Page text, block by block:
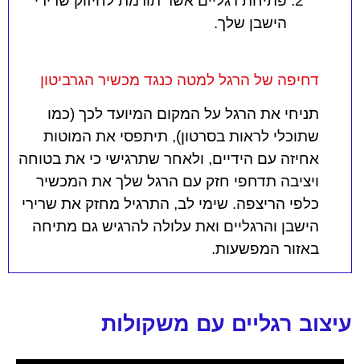
הישבן שלך.
דחיפה של הרגל למטה כנגד מכשיר הגרביטון
תניחי את הרגל על המקום המיועד לכך (כמו
שתוכלי לראות בסרטון), תיתפסי את המוטות
אחיזה עם הידיים, ולאחר שתרגישי כי את בטוחה
ויציבה תדחפי חזק עם הרגל שלך את המכשיר
כלפי הריצפה. שימי לב, התרגיל מחזק את שרירי
הישבן והרגליים ואת עלולה להרגיש גם מתיחה
באזור המפשעות.
עיצוב רגליים עם משקולות